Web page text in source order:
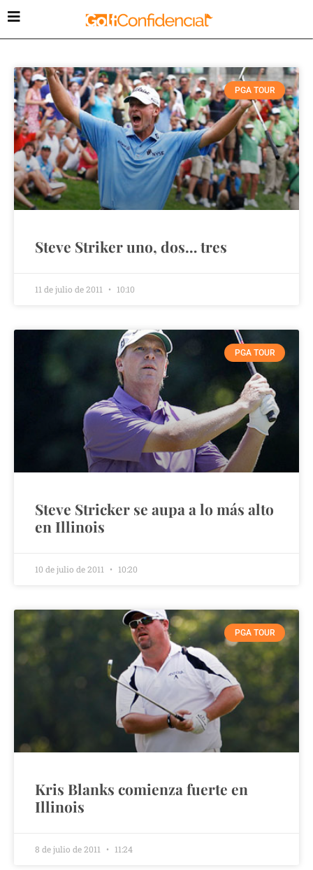
PGA TOUR
Steve Striker uno, dos… tres
11 de julio de 2011 10:10
PGA TOUR
Steve Stricker se aupa a lo más alto
en Illinois
10 de julio de 2011 10:20
PGA TOUR
Kris Blanks comienza fuerte en
Illinois
8 de julio de 2011 11:24